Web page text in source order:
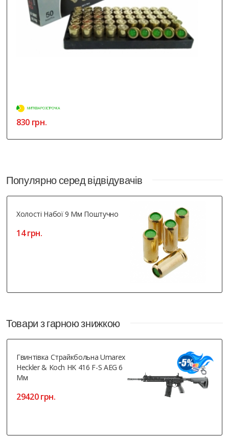
МИТТЄВА РОЗСТРОЧКА
830 грн.
Популярно серед відвідувачів
Холості Набої 9 Мм Поштучно
14 грн.
Товари з гарною знижкою
Гвинтівка Страйкбольна Umarex
Heckler & Koch HK 416 F-S AEG 6
Мм
29420 грн.